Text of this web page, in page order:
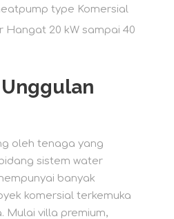
type Komersial
Hangat 20 kW sampai 40
oleh tenaga yang
sistem water
banyak
komersial terkemuka
Mulai villa premium,